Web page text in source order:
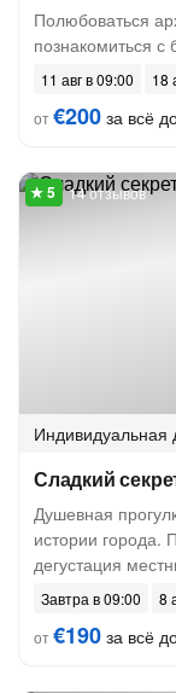
Полюбоваться
познакомиться с
11 авг в 09:00
18
от€200 за всё
14 отзывов
Индивидуальная
Сладкий
Душевная
истории
дегустация
Завтра в 09:00
8
от€190 за всё